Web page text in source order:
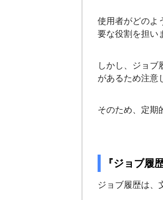
使用者がどのよ
要な役割を担い
しかし、ジョブ
があるため注意
そのため、定期
『ジョブ履
ジョブ履歴は、